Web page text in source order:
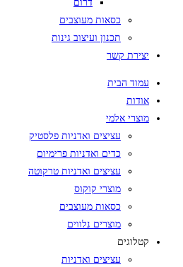
דרום
כסאות מעוצבים
תכנון ועיצוב גינות
יצירת קשר
עמוד הבית
אודות
מוצרי אלמי
עציצים ואדניות פלסטיק
כדים ואדניות פרימיום
עציצים ואדניות טרקוטה
מוצרי קוקוס
כסאות מעוצבים
מוצרים נלווים
קטלוגים
עציצים ואדניות